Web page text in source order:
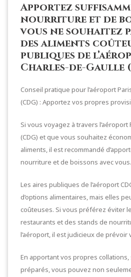
Apportez
nourriture et de
vous ne souhaitez
des aliments
publiques de
Charles-de-Gaulle
Conseil pratique pour l’aéroport
(CDG) : Apportez vos propres
Si vous voyagez à travers
(CDG) et que vous souhaitez
aliments, il est recommandé
nourriture et de boissons avec vous.
Les aires publiques de l’aéroport
d’options alimentaires, mais elles
coûteuses. Si vous préférez éviter
restaurants et des stands de
l’aéroport, il est judicieux de
En apportant vos propres
préparés, vous pouvez non